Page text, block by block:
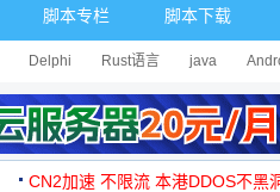
脚本专栏 脚本下载
Delphi Rust语言 java
CN2加速 不限流 本港DDOS不黑